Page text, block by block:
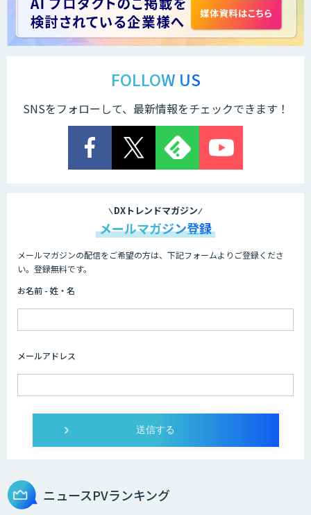
FOLLOW US
SNSをフォローして、最新情報をチェックできます！
DXトレンドマガジン
メールマガジン登録
メールマガジンの配信をご希望の方は、下記フォームよりご登録くださ
い。登録無料です。
お名前 - 姓・名
メールアドレス
ニュースPVランキング